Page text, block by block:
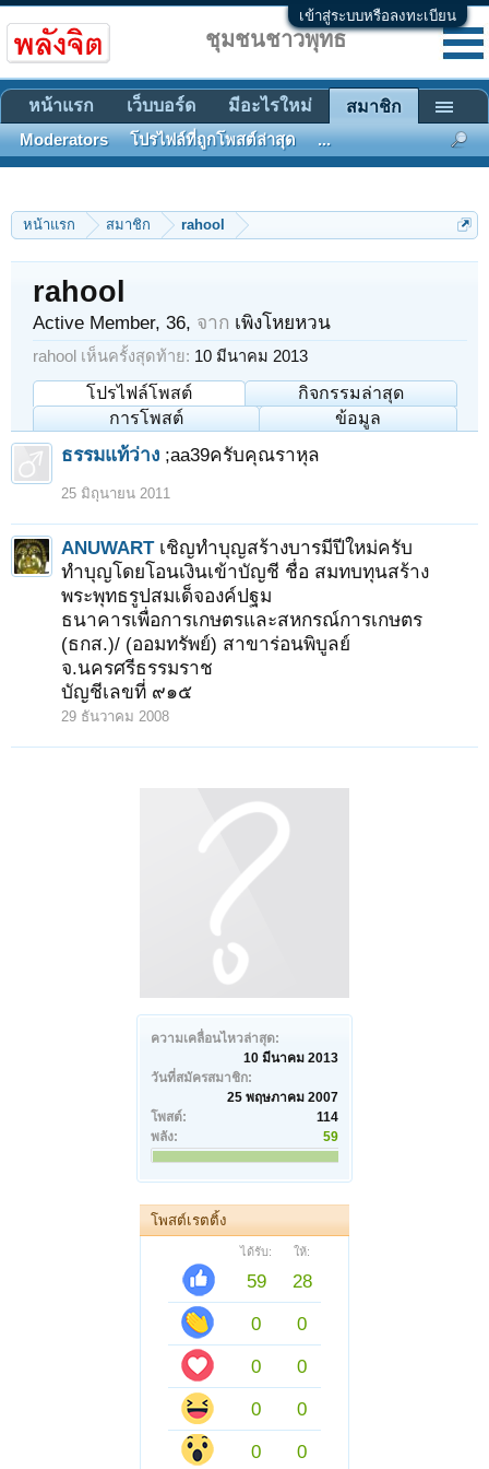
เข้าสู่ระบบหรือลงทะเบียน
หน้าแรก สมาชิก rahool
ความเคลื่อนไหวล่าสุด:
10 มีนาคม 2013
วันที่สมัครสมาชิก:
25 พฤษภาคม 2007
โพสต์:
114
พลัง:
59
โพสต์เรตติ้ง
ได้รับ: ให้:
59
28
0
0
0
0
0
0
0
0
rahool
Active Member, 36, จาก เพิงโหยหวน
rahool เห็นครั้งสุดท้าย: 10 มีนาคม 2013
โปรไฟล์โพสต์
กิจกรรมล่าสุด
การโพสต์
ข้อมูล
ธรรมแท้ว่าง ;aa39ครับคุณราหุล
25 มิถุนายน 2011
ANUWART เชิญทำบุญสร้างบารมีปีใหม่ครับ
ทำบุญโดยโอนเงินเข้าบัญชี ชื่อ สมทบทุนสร้าง
พระพุทธรูปสมเด็จองค์ปฐม
ธนาคารเพื่อการเกษตรและสหกรณ์การเกษตร
(ธกส.)/ (ออมทรัพย์) สาขาร่อนพิบูลย์
จ.นครศรีธรรมราช
บัญชีเลขที่ ๙๑๕
29 ธันวาคม 2008
ชุมชนชาวพุทธ
หน้าแรก เว็บบอร์ด มีอะไรใหม่ สมาชิก
Moderators โปรไฟล์ที่ถูกโพสต์ล่าสุด ...